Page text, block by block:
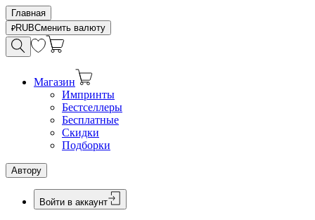
Главная
RUBСменить валюту
Магазин
Импринты
Бестселлеры
Бесплатные
Скидки
Подборки
Автору
Войти в аккаунт